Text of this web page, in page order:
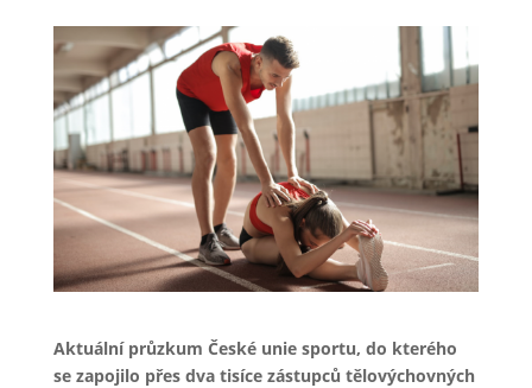
Aktuální průzkum České unie sportu, do kterého
se zapojilo přes dva tisíce zástupců tělovýchovných